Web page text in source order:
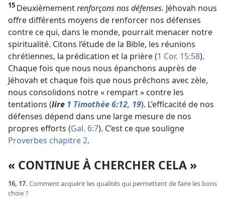
15 Deuxièmementrenforçons nos défenses. Jéhovah nous
offre différents moyens de renforcer nos défenses
contre ce qui, dans le monde, pourrait menacer notre
spiritualité. Citons l’étude de la Bible, les réunions
chrétiennes, la prédication et la prière (1 Cor. 15:58).
Chaque fois que nous nous épanchons auprès de
Jéhovah et chaque fois que nous prêchons avec zèle,
nous consolidons notre « rempart » contre les
tentations (lire 1 Timothée 6:12, 19). L’efficacité de nos
défenses dépend dans une large mesure de nos
propres efforts (Gal. 6:7). C’est ce que souligne
Proverbes chapitre 2.
« CONTINUE À CHERCHER CELA »
16, 17. Comment acquérir les qualités qui permettent de faire les bons
choix ?